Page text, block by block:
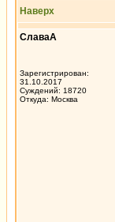
Наверх
СлаваА
Зарегистрирован:
31.10.2017
Суждений: 18720
Откуда: Москва